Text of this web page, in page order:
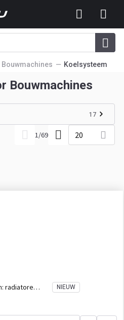
Koelsysteem
Bouwmachines
17
1/69 20
radiatore
New Holland
NIEUW